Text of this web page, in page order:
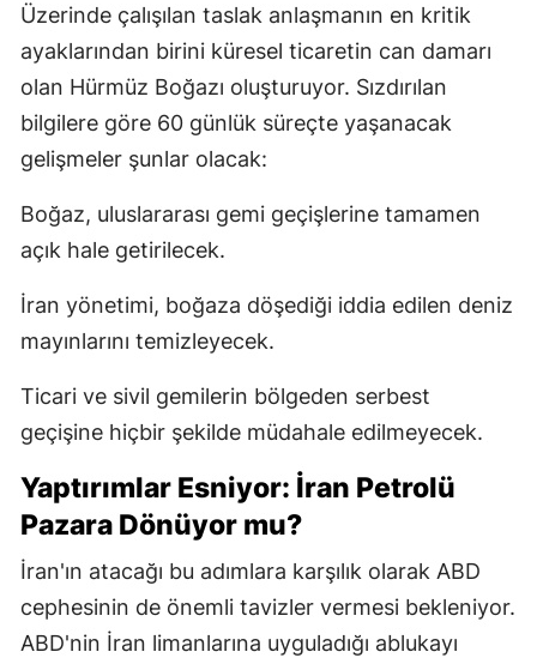
Üzerinde çalışılan taslak anlaşmanın en kritik
ayaklarından birini küresel ticaretin can damarı
olan Hürmüz Boğazı oluşturuyor. Sızdırılan
bilgilere göre 60 günlük süreçte yaşanacak
gelişmeler şunlar olacak:
Boğaz, uluslararası gemi geçişlerine tamamen
açık hale getirilecek.
İran yönetimi, boğaza döşediği iddia edilen deniz
mayınlarını temizleyecek.
Ticari ve sivil gemilerin bölgeden serbest
geçişine hiçbir şekilde müdahale edilmeyecek.
Yaptırımlar Esniyor: İran Petrolü
Pazara Dönüyor mu?
İran'ın atacağı bu adımlara karşılık olarak ABD
cephesinin de önemli tavizler vermesi bekleniyor.
ABD'nin İran limanlarına uyguladığı ablukayı